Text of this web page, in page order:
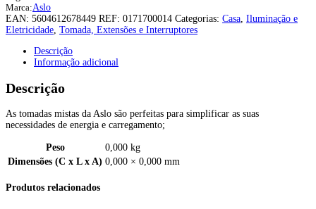
Marca:Aslo
EAN: 5604612678449 REF: 0171700014 Categorias: Casa, Iluminação e
Eletricidade, Tomada, Extensões e Interruptores
Descrição
Informação adicional
Descrição
As tomadas mistas da Aslo são perfeitas para simplificar as suas
necessidades de energia e carregamento;
Peso
0,000 kg
Dimensões (C x L x A) 0,000 × 0,000 mm
Produtos relacionados